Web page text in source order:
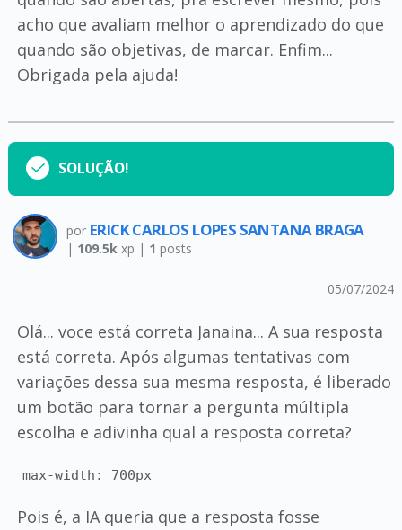
acho que avaliam melhor o aprendizado do que
quando são objetivas, de marcar. Enfim...
Obrigada pela ajuda!
SOLUÇÃO!
por ERICK CARLOS LOPES SANTANA BRAGA
| 109.5kxp | 1 posts
05/07/2024
Olá... voce está correta Janaina... A sua resposta
está correta. Após algumas tentativas com
variações dessa sua mesma resposta, é liberado
um botão para tornar a pergunta múltipla
escolha e adivinha qual a resposta correta?
max-width: 700px
Pois é, a IA queria que a resposta fosse